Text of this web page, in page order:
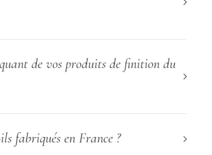
de vos produits de finition du
fabriqués en France ?